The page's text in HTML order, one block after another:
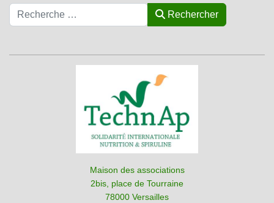
Rechercher Rechercher
Maison des associations
2bis, place de Tourraine
78000 Versailles